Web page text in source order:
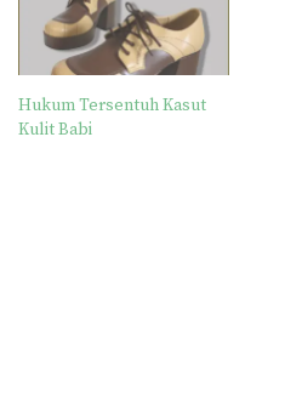
Hukum Tersentuh Kasut
Kulit Babi